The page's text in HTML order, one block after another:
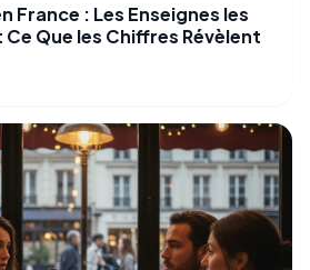
France : Les Enseignes les
Que les Chiffres Révèlent